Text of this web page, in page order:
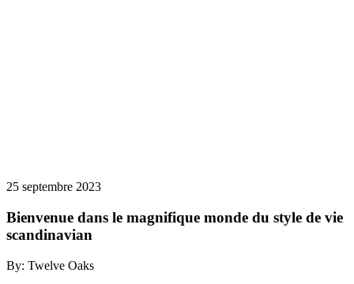
25 septembre 2023
Bienvenue dans le magnifique monde du style de vie
scandinavian
By: Twelve Oaks